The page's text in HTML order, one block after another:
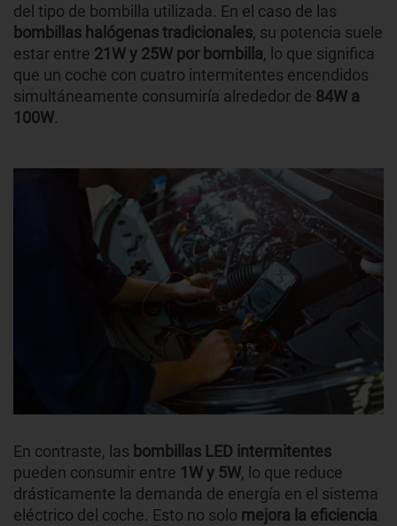
del tipo de bombilla utilizada. En el caso de las
bombillas halógenas tradicionales, su potencia suele
estar entre 21W y 25W por bombilla, lo que significa
que un coche con cuatro intermitentes encendidos
simultáneamente consumiría alrededor de 84W a
100W.
En contraste, las bombillas LED intermitentes
pueden consumir entre 1W y 5W, lo que reduce
drásticamente la demanda de energía en el sistema
eléctrico del coche. Esto no solo mejora la eficiencia